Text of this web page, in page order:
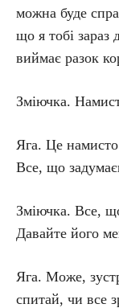
можна буде
що я тобі
виймає разок
Зміючка.
Яга. Це
Все, що
Зміючка. Все,
Давайте його
Яга. Може,
спитай, чи все